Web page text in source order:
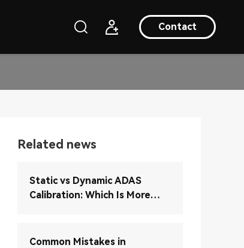
Contact
Related news
Static vs Dynamic ADAS
Calibration: Which Is More
Common Mistakes in